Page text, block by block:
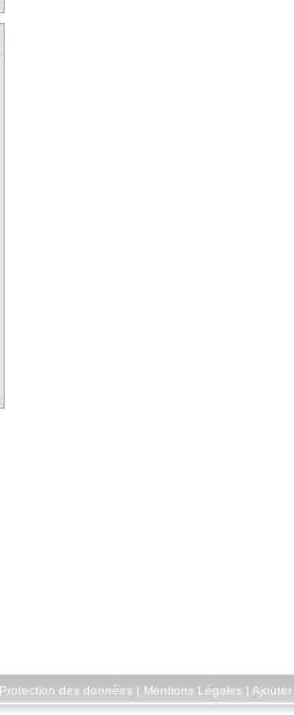
Protection des données| Mentions Légales| Ajouter